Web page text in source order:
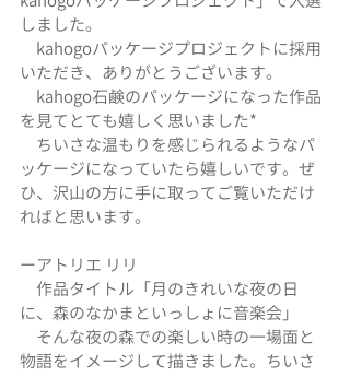
しました。
kahogoパッケージプロジェクトに採用
いただき、ありがとうございます。
kahogo石鹸のパッケージになった作品
を見てとても嬉しく思いました*
ちいさな温もりを感じられるようなパ
ッケージになっていたら嬉しいです。ぜ
ひ、沢山の方に手に取ってご覧いただけ
ればと思います。
ーアトリエ リリ
作品タイトル「月のきれいな夜の日
に、森のなかまといっしょに音楽会」
そんな夜の森での楽しい時の一場面と
物語をイメージして描きました。ちいさ